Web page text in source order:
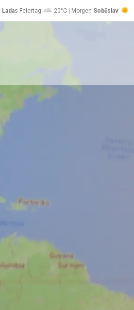
Ladas Feiertag 20°C | Morgen Soběslav